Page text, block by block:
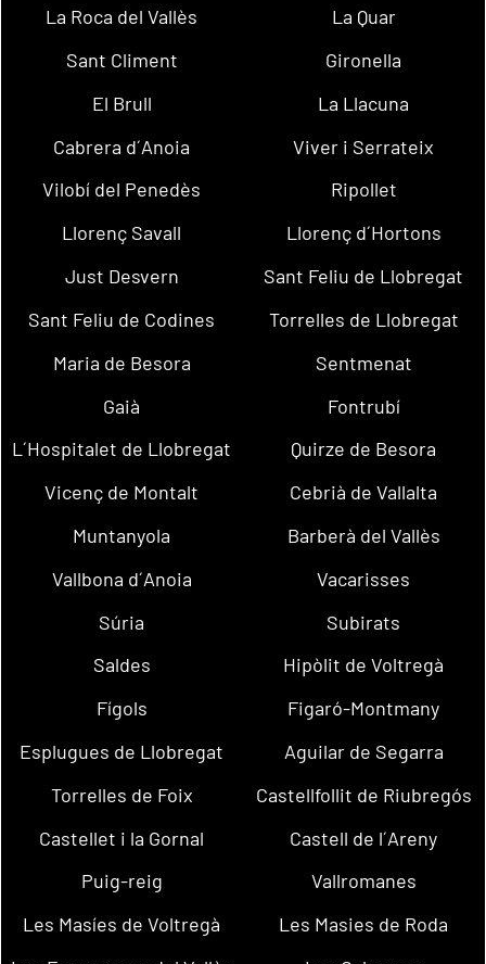
La Roca del Vallès
La Quar
Sant Climent
Gironella
El Brull
La Llacuna
Cabrera d´Anoia
Viver i Serrateix
Vilobí del Penedès
Ripollet
Llorenç Savall
Llorenç d´Hortons
Just Desvern
Sant Feliu de Llobregat
Sant Feliu de Codines
Torrelles de Llobregat
Maria de Besora
Sentmenat
Gaià
Fontrubí
L´Hospitalet de Llobregat
Quirze de Besora
Vicenç de Montalt
Cebrià de Vallalta
Muntanyola
Barberà del Vallès
Vallbona d´Anoia
Vacarisses
Súria
Subirats
Saldes
Hipòlit de Voltregà
Fígols
Figaró-Montmany
Esplugues de Llobregat
Aguilar de Segarra
Torrelles de Foix
Castellfollit de Riubregós
Castellet i la Gornal
Castell de l´Areny
Puig-reig
Vallromanes
Les Masíes de Voltregà
Les Masies de Roda